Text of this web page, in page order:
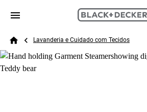
Skip to main content
Search
Breadcrumb
Lavanderia e Cuidado com Tecidos